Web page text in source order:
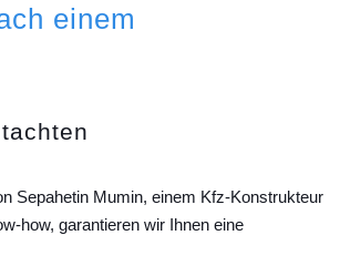
einem
Sepahetin Mumin, einem Kfz-Konstrukteur
how, garantieren wir Ihnen eine